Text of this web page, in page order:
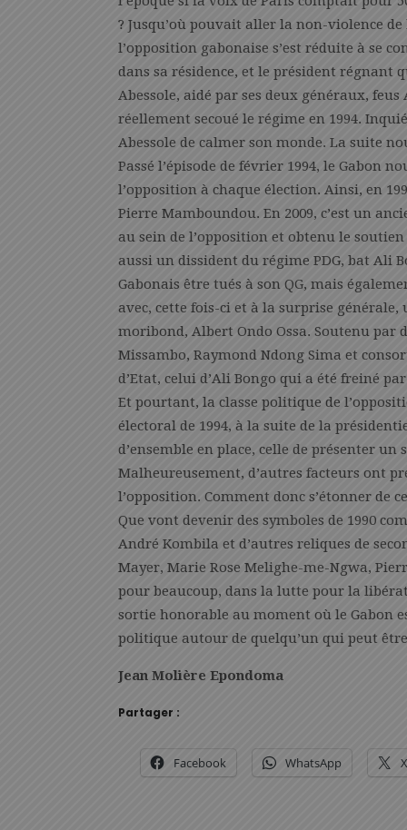
? Jusqu’où pouvait aller la non-violence de
l’opposition gabonaise s’est réduite à se
dans sa résidence, et le président
Abessole, aidé par ses deux généraux,
réellement secoué le régime en 1994.
Abessole de calmer son monde. La suite
Passé l’épisode de février 1994, le Gabon
l’opposition à chaque élection. Ainsi, en
Pierre Mamboundou. En 2009, c’est un
au sein de l’opposition et obtenu le
aussi un dissident du régime PDG, bat Ali
Gabonais être tués à son QG, mais
avec, cette fois-ci et à la surprise
moribond, Albert Ondo Ossa. Soutenu par
Missambo, Raymond Ndong Sima et
d’Etat, celui d’Ali Bongo qui a été freiné
Et pourtant, la classe politique de
électoral de 1994, à la suite de la
d’ensemble en place, celle de présenter
Malheureusement, d’autres facteurs ont
l’opposition. Comment donc s’étonner de
Que vont devenir des symboles de 1990
André Kombila et d’autres reliques de
Mayer, Marie Rose Melighe-me-Ngwa,
pour beaucoup, dans la lutte pour la
sortie honorable au moment où le Gabon
politique autour de quelqu’un qui peut
Jean Molière Epondoma
Partager :
Facebook WhatsApp X